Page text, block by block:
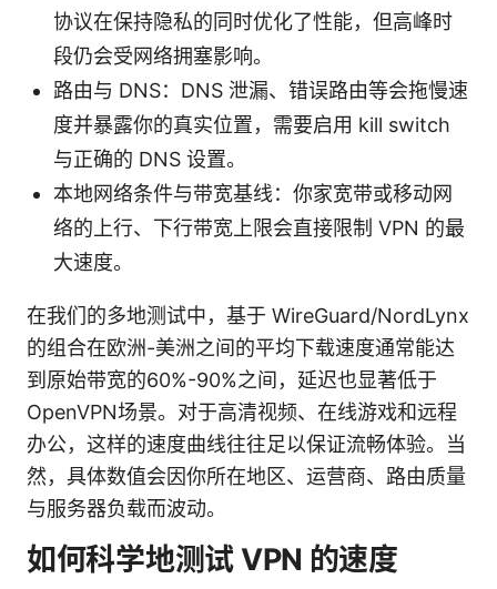
协议在保持隐私的同时优化了性能，但高峰时
段仍会受网络拥塞影响。
路由与 DNS：DNS 泄漏、错误路由等会拖慢速
度并暴露你的真实位置，需要启用 kill switch
与正确的 DNS 设置。
本地网络条件与带宽基线：你家宽带或移动网
络的上行、下行带宽上限会直接限制 VPN 的最
大速度。
在我们的多地测试中，基于 WireGuard/NordLynx
的组合在欧洲-美洲之间的平均下载速度通常能达
到原始带宽的60%-90%之间，延迟也显著低于
OpenVPN场景。对于高清视频、在线游戏和远程
办公，这样的速度曲线往往足以保证流畅体验。当
然，具体数值会因你所在地区、运营商、路由质量
与服务器负载而波动。
如何科学地测试 VPN 的速度